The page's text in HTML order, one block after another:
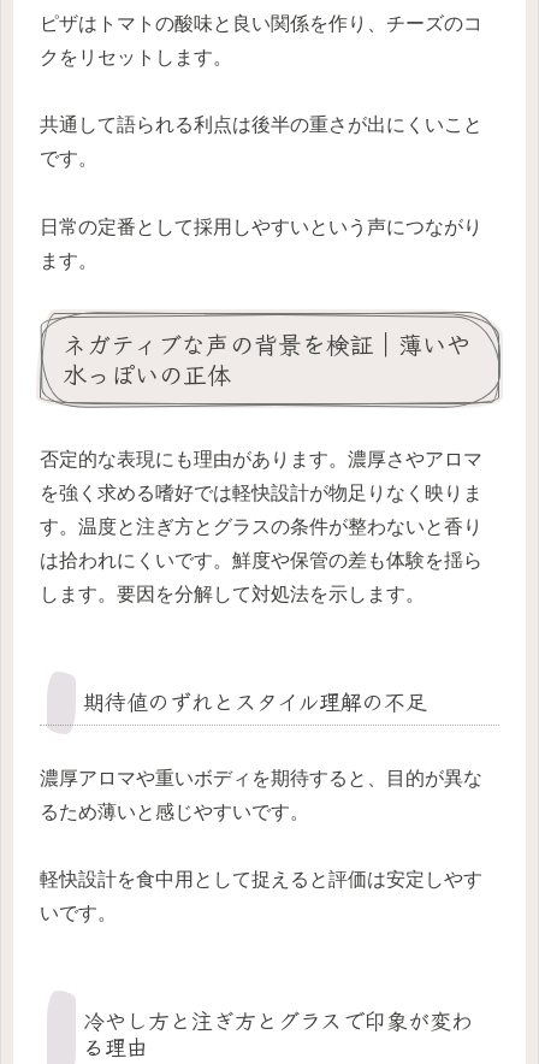
ピザはトマトの酸味と良い関係を作り、チーズのコ
クをリセットします。
共通して語られる利点は後半の重さが出にくいこと
です。
日常の定番として採用しやすいという声につながり
ます。
ネガティブな声の背景を検証｜薄いや
水っぽいの正体
否定的な表現にも理由があります。濃厚さやアロマ
を強く求める嗜好では軽快設計が物足りなく映りま
す。温度と注ぎ方とグラスの条件が整わないと香り
は拾われにくいです。鮮度や保管の差も体験を揺ら
します。要因を分解して対処法を示します。
期待値のずれとスタイル理解の不足
濃厚アロマや重いボディを期待すると、目的が異な
るため薄いと感じやすいです。
軽快設計を食中用として捉えると評価は安定しやす
いです。
冷やし方と注ぎ方とグラスで印象が変わ
る理由